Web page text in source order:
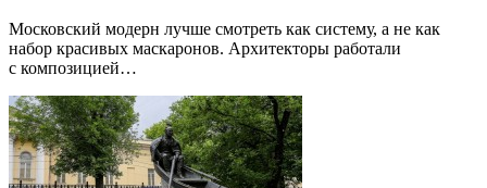
Московский модерн лучше смотреть как систему, а не как
набор красивых маскаронов. Архитекторы работали
с композицией…